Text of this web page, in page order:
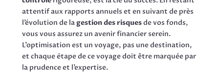
attentif aux rapports annuels et en suivant de près
l’évolution de lagestion des risquesde vos fonds,
vous vous assurez un avenir financier serein.
L’optimisation est un voyage, pas une destination,
et chaque étape de ce voyage doit être marquée par
la prudence et l’expertise.